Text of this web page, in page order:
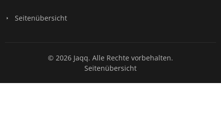
Seitenübersicht
© 2026 Jaqq. Alle Rechte vorbehalten.
Seitenübersicht